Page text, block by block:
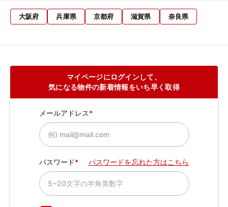
大阪府 兵庫県 京都府 滋賀県 奈良県
マイページにログインして、
気になる物件の新着情報をいち早く取得
メールアドレス
パスワード パスワードを忘れた方はこちら